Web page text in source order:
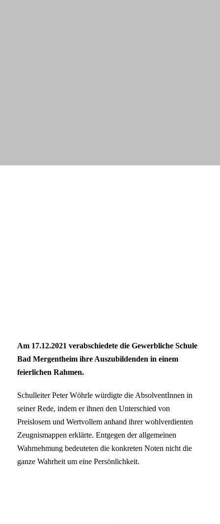
Am 17.12.2021 verabschiedete die Gewerbliche Schule
Bad Mergentheim ihre Auszubildenden in einem
feierlichen Rahmen.
Schulleiter Peter Wöhrle würdigte die AbsolventInnen in
seiner Rede, indem er ihnen den Unterschied von
Preislosem und Wertvollem anhand ihrer wohlverdienten
Zeugnismappen erklärte. Entgegen der allgemeinen
Wahrnehmung bedeuteten die konkreten Noten nicht die
ganze Wahrheit um eine Persönlichkeit.